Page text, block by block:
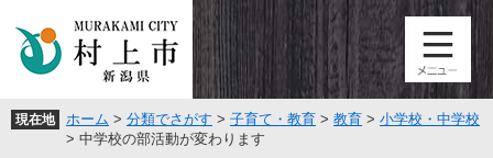
頭
飛現在地 ホーム > 分類でさがす > 子育て・教育 > 教育 > 小学校・中学校
> 中学校の部活動が変わります